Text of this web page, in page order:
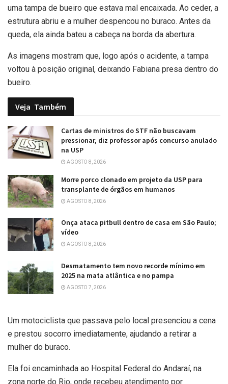
uma tampa de bueiro que estava mal encaixada. Ao ceder, a
estrutura abriu e a mulher despencou no buraco. Antes da
queda, ela ainda bateu a cabeça na borda da abertura.
As imagens mostram que, logo após o acidente, a tampa
voltou à posição original, deixando Fabiana presa dentro do
bueiro.
Veja Também
Cartas de ministros do STF não buscavam
pressionar, diz professor após concurso anulado
na USP
AGOSTO 8, 2026
Morre porco clonado em projeto da USP para
transplante de órgãos em humanos
AGOSTO 8, 2026
Onça ataca pitbull dentro de casa em São Paulo;
vídeo
AGOSTO 8, 2026
Desmatamento tem novo recorde mínimo em
2025 na mata atlântica e no pampa
AGOSTO 7, 2026
Um motociclista que passava pelo local presenciou a cena
e prestou socorro imediatamente, ajudando a retirar a
mulher do buraco.
Ela foi encaminhada ao Hospital Federal do Andaraí, na
zona norte do Rio, onde recebeu atendimento por